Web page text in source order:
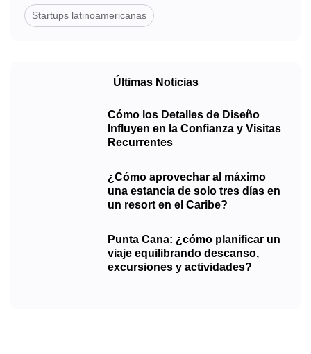
Startups latinoamericanas
Últimas Noticias
Cómo los Detalles de Diseño
Influyen en la Confianza y Visitas
Recurrentes
¿Cómo aprovechar al máximo
una estancia de solo tres días en
un resort en el Caribe?
Punta Cana: ¿cómo planificar un
viaje equilibrando descanso,
excursiones y actividades?